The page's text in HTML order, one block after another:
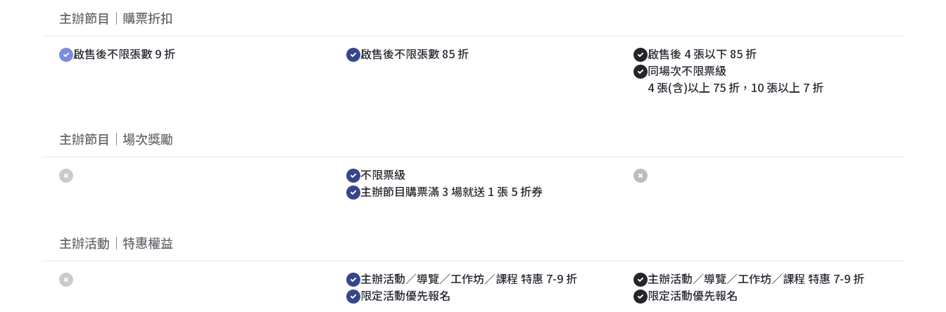
主辦節目｜購票折扣
啟售後不限張數 9 折
主辦節目｜場次獎勵
主辦活動｜特惠權益
啟售後不限張數 85 折
不限票級
主辦節目購票滿 3 場就送 1 張 5 折券
主辦活動／導覽／工作坊／課程 特惠 7-9 折
限定活動優先報名
啟售後 4 張以下 85 折
同場次不限票級
4 張(含)以上 75 折，10 張以上 7 折
主辦活動／導覽／工作坊／課程 特惠 7-9 折
限定活動優先報名